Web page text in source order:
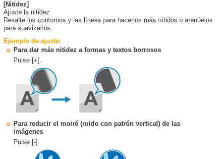
[Nitidez]
Ajuste la nitidez.
Resalte los contornos y las líneas para hacerlos más nítidos o atenúelos
para suavizarlos.
Ejemplo de ajuste:
Para dar más nitidez a formas y textos borrosos
Pulse [+].
Para reducir el moiré (ruido con patrón vertical) de las
imágenes
Pulse [-].